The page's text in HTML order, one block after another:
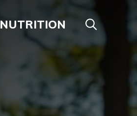
NUTRITION